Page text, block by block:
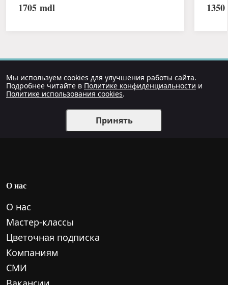
1705 mdl 1350
Мы используем cookies для улучшения работы сайта.
Подробнее читайте в Политике конфиденциальности и
Политике использования cookies.
Принять
О нас
О нас
Мастер-классы
Цветочная подписка
Компаниям
СМИ